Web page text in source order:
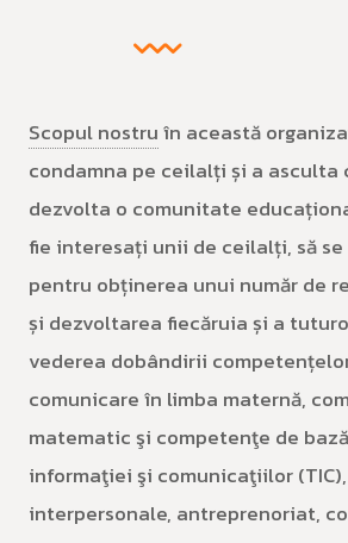
Scopul nostruîn această
condamna pe ceilalți și a
dezvolta o comunitate
fie interesați unii de ceilalți, să
pentru obținerea unui număr de
și dezvoltarea fiecăruia și a
vederea dobândirii
comunicare în limba maternă,
matematic şi competenţe de
informaţiei şi comunicaţiilor
interpersonale, antreprenoriat,